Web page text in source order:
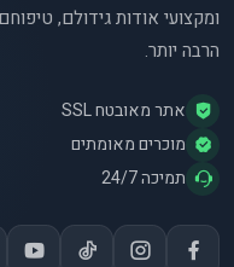
ומקצועי אודות גידולם,
הרבה יותר.
אתר מאובטח SSL
מוכרים מאומתים
תמיכה 24/7